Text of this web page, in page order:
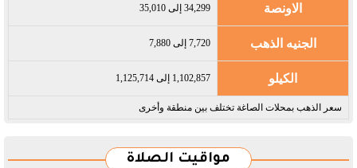
الاونصة 34,299 إلى 35,010
الجنيه الذهب 7,720 إلى 7,880
الكيلو 1,102,857 إلى 1,125,714
سعر الذهب بمحلات الصاغة تختلف بين منطقة وأخرى
مواقيت الصلاة